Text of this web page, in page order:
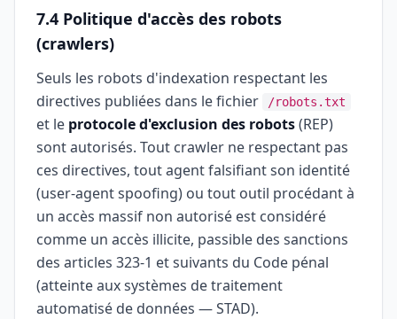
7.4 Politique d'accès des robots
(crawlers)
Seuls les robots d'indexation respectant les
directives publiées dans le fichier
/robots.txt
et le protocole d'exclusion des robots(REP)
sont autorisés. Tout crawler ne respectant pas
ces directives, tout agent falsifiant son identité
(user-agent spoofing) ou tout outil procédant à
un accès massif non autorisé est considéré
comme un accès illicite, passible des sanctions
des articles 323-1 et suivants du Code pénal
(atteinte aux systèmes de traitement
automatisé de données — STAD).